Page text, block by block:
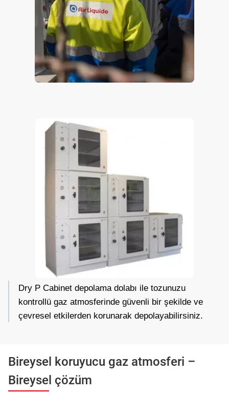
Dry P Cabinet depolama dolabı ile tozunuzu
kontrollü gaz atmosferinde güvenli bir şekilde ve
çevresel etkilerden korunarak depolayabilirsiniz.
Bireysel koruyucu gaz atmosferi –
Bireysel çözüm